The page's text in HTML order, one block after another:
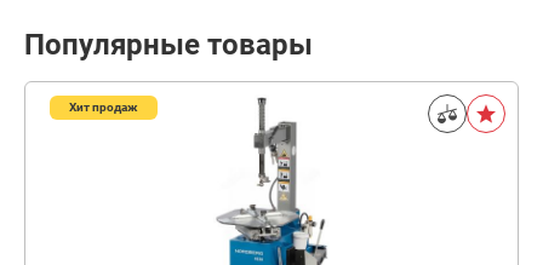
Популярные товары
Хит продаж